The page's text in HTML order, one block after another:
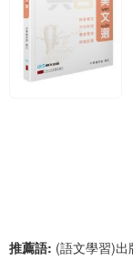
推薦語: (語文學習)出